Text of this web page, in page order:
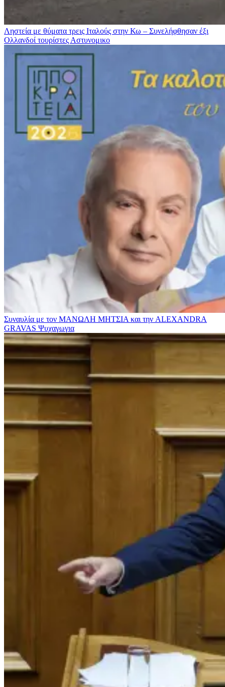
Ληστεία με θύματα τρεις Ιταλούς στην Κω – Συνελήφθησαν έξι
Ολλανδοί τουρίστες Αστυνομικο
Συναυλία με τον ΜΑΝΩΛΗ ΜΗΤΣΙΑ και την ALEXANDRA
GRAVAS Ψυχαγωγια